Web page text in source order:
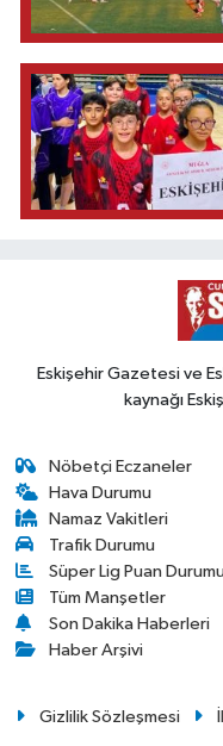
Eskişehir Gazetesi ve
kaynağı
Nöbetçi Eczaneler
Hava Durumu
Namaz Vakitleri
Trafik Durumu
Süper Lig Puan
Tüm Manşetler
Son Dakika Haberleri
Haber Arşivi
Gizlilik Sözleşmesi